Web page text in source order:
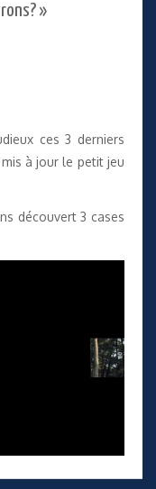
»
ces 3 derniers
à jour le petit jeu
découvert 3 cases